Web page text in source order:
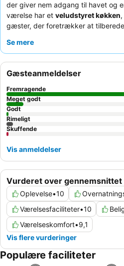
der giver nem adgang til havet og
værelse har et veludstyret køkken
gæster, der foretrækker at
imødekommende personale
medhavudsigtog en stor balkon.
Se mere
Vurderet over gennemsnittet
Oplevelse•10
Værelsesfaciliteter•10
Værelseskomfort•9,1
Vis flere vurderinger
Gæsteanmeldelser
Fremragende
Meget godt
Godt
Rimeligt
Skuffende
Vis anmeldelser
Populære faciliteter